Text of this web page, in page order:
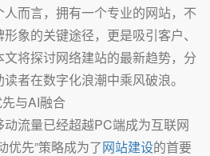
而言，拥有一个专业的网站，不
象的关键途径，更是吸引客户、
将探讨网络建站的最新趋势，分
者在数字化浪潮中乘风破浪。
与AI融合
流量已经超越PC端成为互联网
优先”策略成为了网站建设的首要